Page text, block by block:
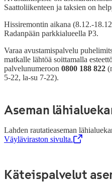
Saattoliikenteen ja taksien on
Hissiremontin aikana (8.12.-
Radanpään parkkialueella P3.
Varaa avustamispalvelu
matkalle lähtöä soittamalla
palvelunumeroon 0800 188 822
5-22, la-su 7-22).
Aseman
Lahden rautatieaseman
Väyläviraston sivulta.
,Avataan uudessa välilehdessä
Käteispalvelut